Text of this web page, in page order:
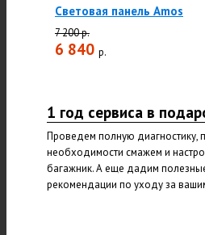
Световая панель Amos
7 200 р.
6 840 р.
1 год сервиса в
Проведем полную диагностику,
необходимости смажем и
багажник. А еще дадим
рекомендации по уходу за